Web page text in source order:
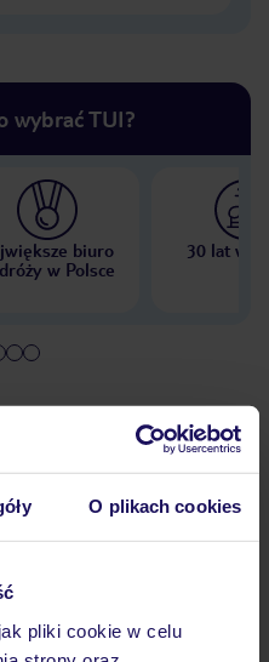
O plikach cookies
pliki cookie w celu
wybrać TUI?
biuro
w Polsce
30 lat w